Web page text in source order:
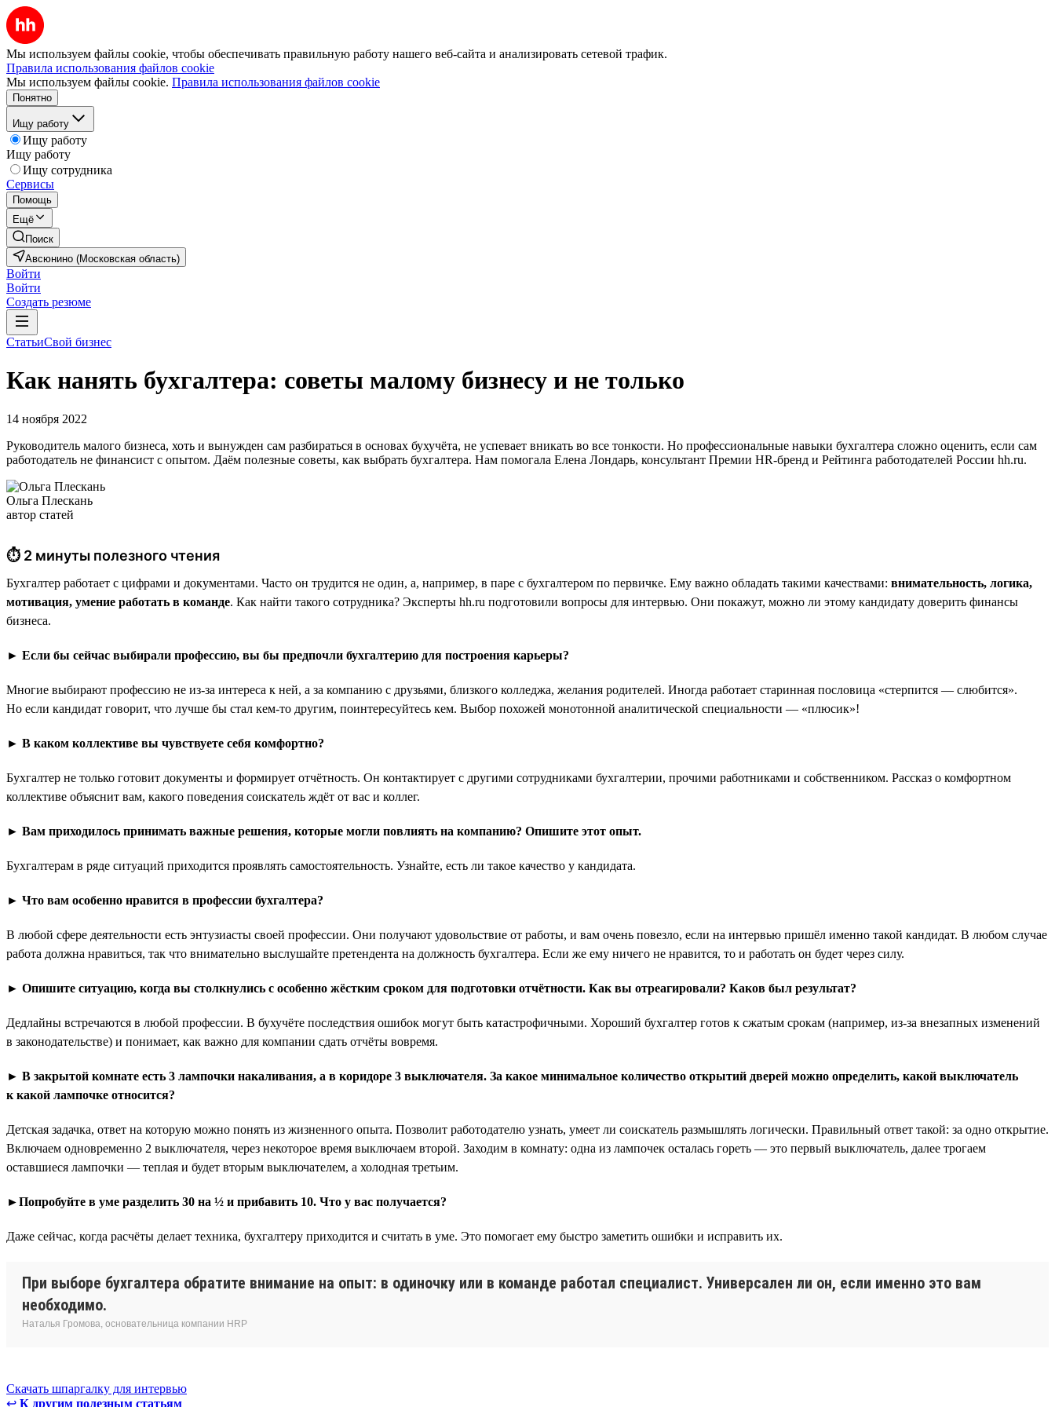
Мы используем файлы cookie, чтобы обеспечивать правильную работу нашего веб-сайта и анализировать сетевой трафик.
Правила использования файлов cookie
Мы используем файлы cookie. Правила использования файлов cookie
Понятно
Ищу работу
Ищу работу
Ищу работу
Ищу сотрудника
Сервисы
Помощь
Ещё
Поиск
Авсюнино (Московская область)
Войти
Войти
Создать резюме
СтатьиСвой бизнес
Как нанять бухгалтера: советы малому бизнесу и не только
14 ноября 2022
Руководитель малого бизнеса, хоть и вынужден сам разбираться в основах бухучёта, не успевает вникать во все тонкости. Но профессиональные навыки бухгалтера сложно оценить, если сам
работодатель не финансист с опытом. Даём полезные советы, как выбрать бухгалтера. Нам помогала Елена Лондарь, консультант Премии HR-бренд и Рейтинга работодателей России hh.ru.
Ольга Плескань
автор статей
⏱ 2 минуты полезного чтения
Бухгалтер работает с цифрами и документами. Часто он трудится не один, а, например, в паре с бухгалтером по первичке. Ему важно обладать такими качествами: внимательность, логика,
мотивация, умение работать в команде. Как найти такого сотрудника? Эксперты hh.ru подготовили вопросы для интервью. Они покажут, можно ли этому кандидату доверить финансы
бизнеса.
► Если бы сейчас выбирали профессию, вы бы предпочли бухгалтерию для построения карьеры?
Многие выбирают профессию не из-за интереса к ней, а за компанию с друзьями, близкого колледжа, желания родителей. Иногда работает старинная пословица «стерпится — слюбится».
Но если кандидат говорит, что лучше бы стал кем-то другим, поинтересуйтесь кем. Выбор похожей монотонной аналитической специальности — «плюсик»!
► В каком коллективе вы чувствуете себя комфортно?
Бухгалтер не только готовит документы и формирует отчётность. Он контактирует с другими сотрудниками бухгалтерии, прочими работниками и собственником. Рассказ о комфортном
коллективе объяснит вам, какого поведения соискатель ждёт от вас и коллег.
► Вам приходилось принимать важные решения, которые могли повлиять на компанию? Опишите этот опыт.
Бухгалтерам в ряде ситуаций приходится проявлять самостоятельность. Узнайте, есть ли такое качество у кандидата.
► Что вам особенно нравится в профессии бухгалтера?
В любой сфере деятельности есть энтузиасты своей профессии. Они получают удовольствие от работы, и вам очень повезло, если на интервью пришёл именно такой кандидат. В любом случае
работа должна нравиться, так что внимательно выслушайте претендента на должность бухгалтера. Если же ему ничего не нравится, то и работать он будет через силу.
► Опишите ситуацию, когда вы столкнулись с особенно жёстким сроком для подготовки отчётности. Как вы отреагировали? Каков был результат?
Дедлайны встречаются в любой профессии. В бухучёте последствия ошибок могут быть катастрофичными. Хороший бухгалтер готов к сжатым срокам (например, из-за внезапных изменений
в законодательстве) и понимает, как важно для компании сдать отчёты вовремя.
► В закрытой комнате есть 3 лампочки накаливания, а в коридоре 3 выключателя. За какое минимальное количество открытий дверей можно определить, какой выключатель
к какой лампочке относится?
Детская задачка, ответ на которую можно понять из жизненного опыта. Позволит работодателю узнать, умеет ли соискатель размышлять логически. Правильный ответ такой: за одно открытие.
Включаем одновременно 2 выключателя, через некоторое время выключаем второй. Заходим в комнату: одна из лампочек осталась гореть — это первый выключатель, далее трогаем
оставшиеся лампочки — теплая и будет вторым выключателем, а холодная третьим.
►Попробуйте в уме разделить 30 на ½ и прибавить 10. Что у вас получается?
Даже сейчас, когда расчёты делает техника, бухгалтеру приходится и считать в уме. Это помогает ему быстро заметить ошибки и исправить их.
При выборе бухгалтера обратите внимание на опыт: в одиночку или в команде работал специалист. Универсален ли он, если именно это вам
необходимо.
Наталья Громова, основательница компании HRP
Скачать шпаргалку для интервью
↩ К другим полезным статьям